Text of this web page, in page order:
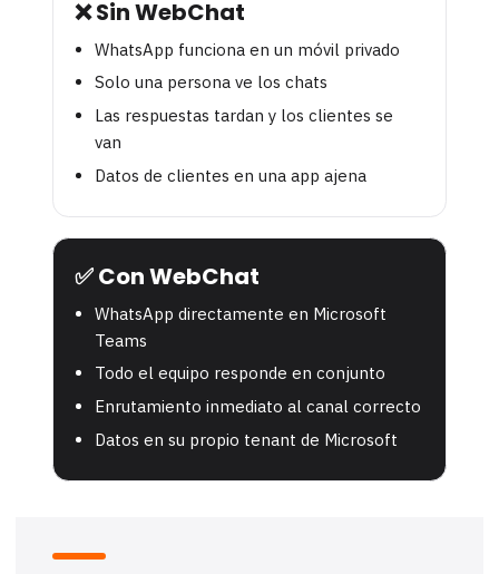
❌ Sin WebChat
WhatsApp funciona en un móvil privado
Solo una persona ve los chats
Las respuestas tardan y los clientes se
van
Datos de clientes en una app ajena
✅ Con WebChat
WhatsApp directamente en Microsoft
Teams
Todo el equipo responde en conjunto
Enrutamiento inmediato al canal correcto
Datos en su propio tenant de Microsoft